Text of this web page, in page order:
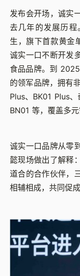
发布会开场，诚实
去几年的发展历
生，旗下首款黄金
诚实一口不断开发
食品品牌。到
的领军品牌，拥有
Plus、BK01 Plus
BN01 等，覆盖多元
诚实一口品牌从零
懿现场做出了解释
道合的合作伙伴，
相辅相成，共同促